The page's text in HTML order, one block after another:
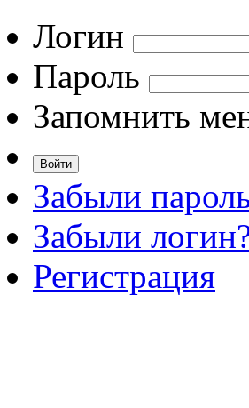
Логин
Пароль
Запомнить
Забыли
Забыли
Регистрация